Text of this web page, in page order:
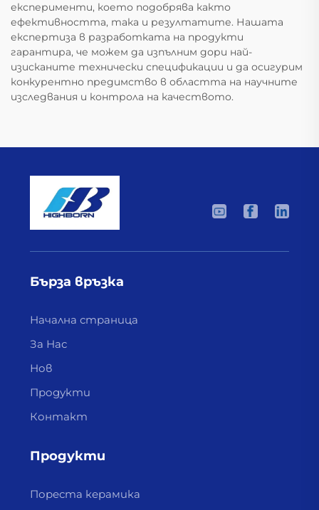
експерименти, което подобрява както
ефективността, така и резултатите. Нашата
експертиза в разработката на продукти
гарантира, че можем да изпълним дори най-
изисканите технически спецификации и да осигурим
конкурентно предимство в областта на научните
изследвания и контрола на качеството.
Бърза връзка
Начална страница
За Нас
Нов
Продукти
Контакт
Продукти
Пореста керамика